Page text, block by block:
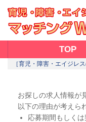
TOP
［育児・障害・エイジレ
お探しの求人情報が
以下の理由が考えら
応募期間もしくは